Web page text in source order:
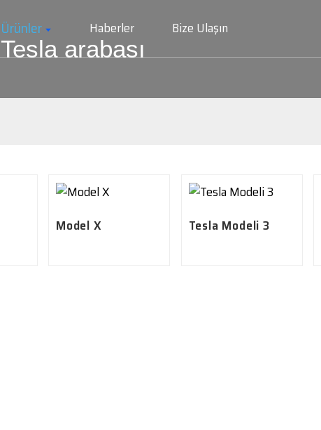
Ürünler Haberler Bize Ulaşın
Tesla arabası
Model X Tesla Modeli 3